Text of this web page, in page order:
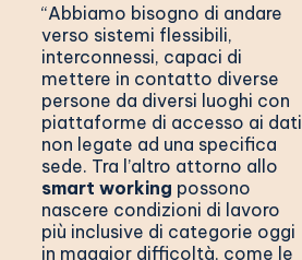
“Abbiamo bisogno di andare
verso sistemi flessibili,
interconnessi, capaci di
mettere in contatto diverse
persone da diversi luoghi con
piattaforme di accesso ai dati
non legate ad una specifica
sede. Tra l’altro attorno allo
smart working possono
nascere condizioni di lavoro
più inclusive di categorie oggi
in maggior difficoltà, come le